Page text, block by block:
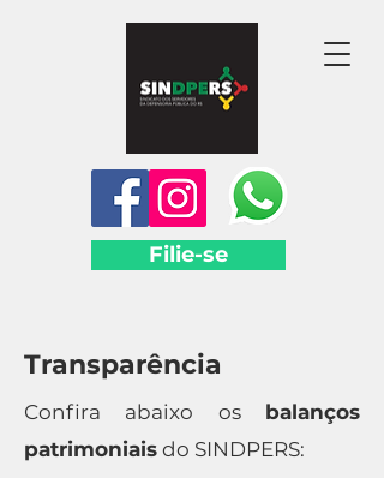
Filie-se
Transparência
Confira abaixo os balanços
patrimoniais do SINDPERS: